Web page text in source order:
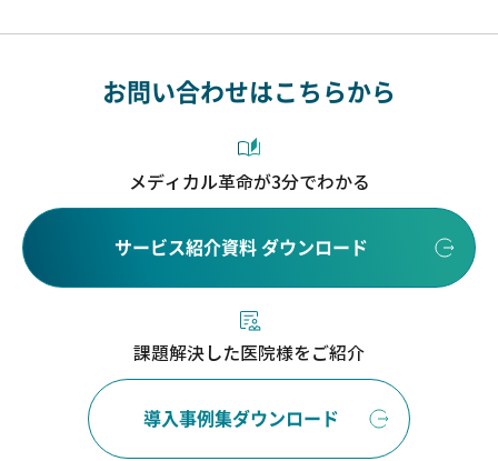
お問い合わせはこちらから
メディカル革命が3分でわかる
サービス紹介資料 ダウンロード
課題解決した医院様をご紹介
導入事例集ダウンロード